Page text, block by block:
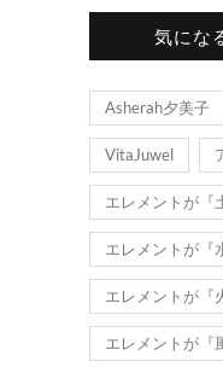
気にな
Asherah夕美子
VitaJuwel
エレメントが『
エレメントが『
エレメントが『
エレメントが『